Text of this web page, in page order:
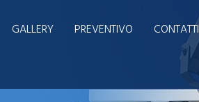
GALLERY PREVENTIVO CONTATTI